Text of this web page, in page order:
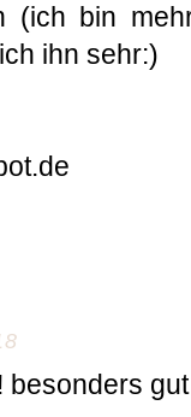
(ich bin
ihn sehr:)